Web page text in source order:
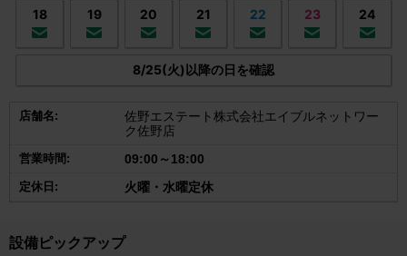
18 19 20 21 22 23 24
8/25(火)以降の日を確認
店舗名:
佐野エステート株式会社エイブルネットワー
ク佐野店
営業時間: 09:00～18:00
定休日: 火曜・水曜定休
設備ピックアップ